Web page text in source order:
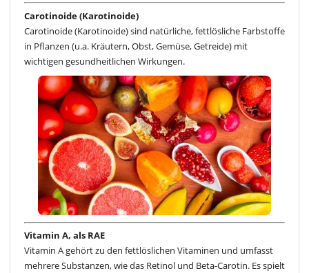
Carotinoide (Karotinoide)
Carotinoide (Karotinoide) sind natürliche, fettlösliche Farbstoffe
in Pflanzen (u.a. Kräutern, Obst, Gemüse, Getreide) mit
wichtigen gesundheitlichen Wirkungen.
Vitamin A, als RAE
Vitamin A gehört zu den fettlöslichen Vitaminen und umfasst
mehrere Substanzen, wie das Retinol und Beta-Carotin. Es spielt